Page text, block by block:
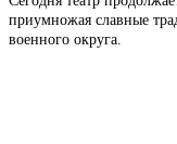
приумножая славные
военного округа.